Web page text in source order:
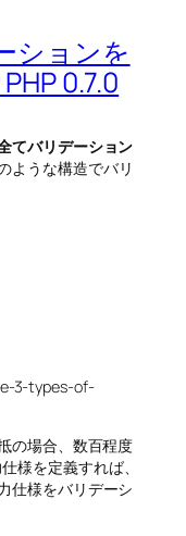
ションを
0.7.0
てバリデーション
ような構造でバリ
3-types-of-
の場合、数百程度
様を定義すれば、
仕様をバリデーシ